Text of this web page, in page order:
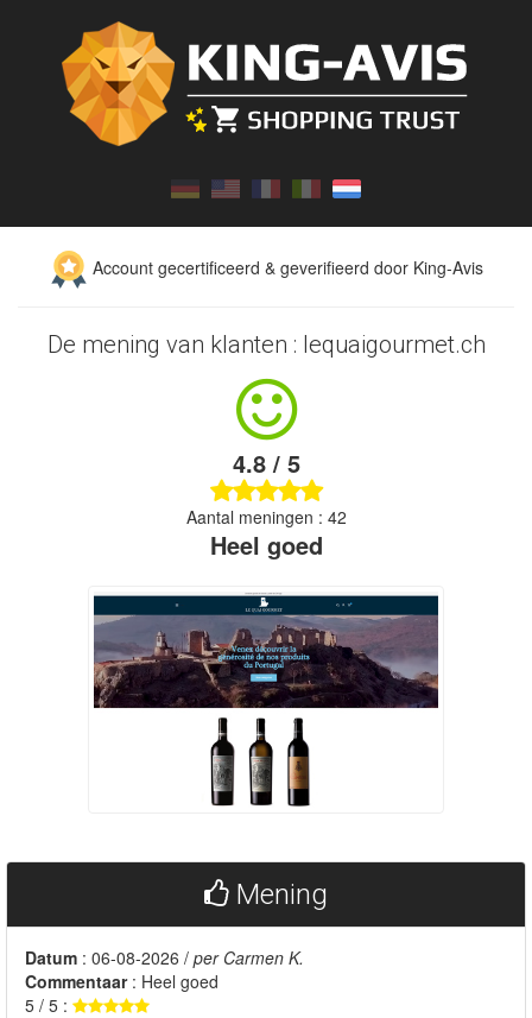
Account gecertificeerd & geverifieerd door King-Avis
De mening van klanten : lequaigourmet.ch
4.8 / 5
Aantal meningen : 42
Heel goed
Mening
Datum : 06-08-2026 / per Carmen K.
Commentaar: Heel goed
5 / 5 :